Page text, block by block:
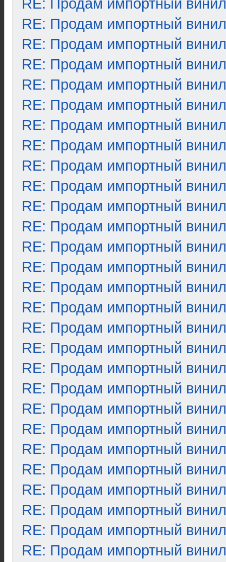
RE: Продам импортный винил
RE: Продам импортный винил
RE: Продам импортный винил
RE: Продам импортный винил
RE: Продам импортный винил
RE: Продам импортный винил
RE: Продам импортный винил
RE: Продам импортный винил
RE: Продам импортный винил
RE: Продам импортный винил
RE: Продам импортный винил
RE: Продам импортный винил
RE: Продам импортный винил
RE: Продам импортный винил
RE: Продам импортный винил
RE: Продам импортный винил
RE: Продам импортный винил
RE: Продам импортный винил
RE: Продам импортный винил
RE: Продам импортный винил
RE: Продам импортный винил
RE: Продам импортный винил
RE: Продам импортный винил
RE: Продам импортный винил
RE: Продам импортный винил
RE: Продам импортный винил
RE: Продам импортный винил
RE: Продам импортный винил